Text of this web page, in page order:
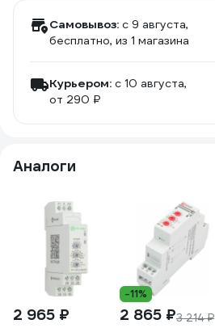
Самовывоз: c 9 августа,
бесплатно, из 1 магазина
Курьером: c 10 августа,
от 290 ₽
Аналоги
2 965 ₽
-11%
2 865 ₽3 214 ₽